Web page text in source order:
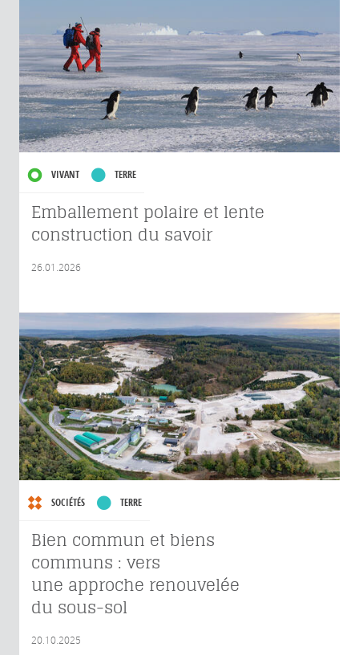
VIVANT TERRE
Emballement polaire et lente
construction du savoir
26.01.2026
SOCIÉTÉS TERRE
Bien commun et biens
communs : vers
une approche renouvelée
du sous-sol
20.10.2025